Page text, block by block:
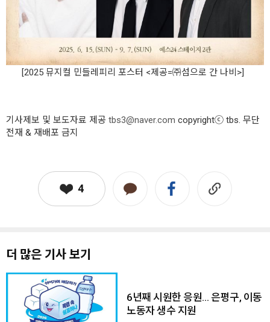
[2025 뮤지컬 민들레피리 포스터 <제공=㈜섬으로 간 나비>]
기사제보 및 보도자료 제공 tbs3@naver.com copyrightⓒ tbs. 무단
전재 & 재배포 금지
4
더 많은 기사 보기
6년째 시원한 응원… 은평구, 이동
노동자 생수 지원